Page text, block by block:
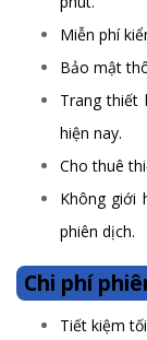
Miễn phí
Bảo mật
Trang thiết
hiện nay.
Cho thuê
Không giới
phiên dịch.
Chi phí
Tiết kiệm